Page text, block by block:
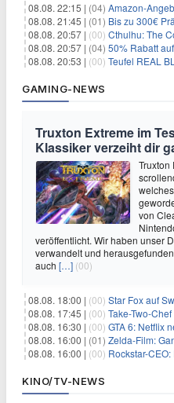
08.08. 22:15 | (04) Amazon-Angebote
08.08. 21:45 | (01) Bis zu 300€ Prämie für
08.08. 20:57 | (00) Cthulhu: The
08.08. 20:57 | (04) 50% Rabatt auf
08.08. 20:53 | (00) Teufel REAL BLUE
GAMING-NEWS
Truxton Extreme im
Klassiker verzeiht dir
Truxton
von
veröffentlicht. Wir haben unser
verwandelt und
auch […] (00)
08.08. 18:00 | (00) Star Fox auf
08.08. 17:45 | (00) Take-Two-Chef nennt
08.08. 16:30 | (00) GTA 6: Netflix nennt
08.08. 16:00 | (01) Zelda-Film:
08.08. 16:00 | (00) Rockstar-CEO: In
KINO/TV-NEWS